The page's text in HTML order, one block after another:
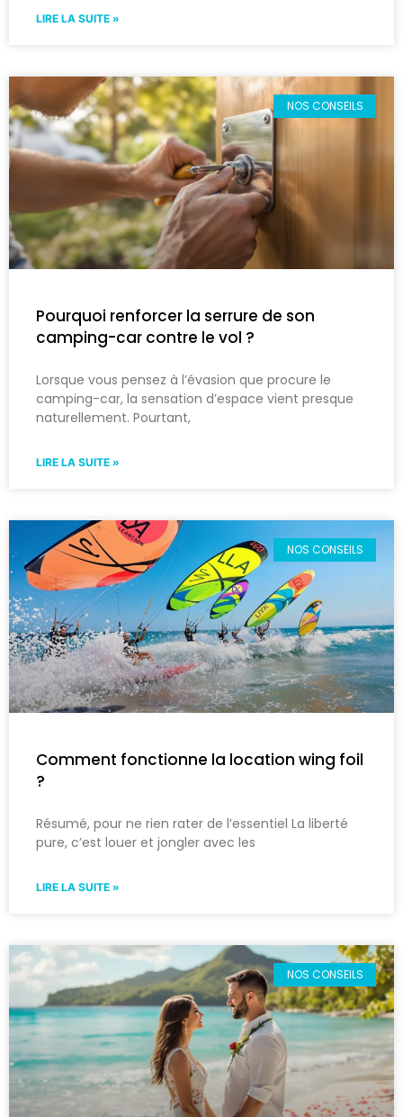
LIRE LA SUITE »
NOS CONSEILS
Pourquoi renforcer la serrure de son
camping-car contre le vol ?
Lorsque vous pensez à l’évasion que procure le
camping-car, la sensation d’espace vient presque
naturellement. Pourtant,
LIRE LA SUITE »
NOS CONSEILS
Comment fonctionne la location wing foil
?
Résumé, pour ne rien rater de l’essentiel La liberté
pure, c’est louer et jongler avec les
LIRE LA SUITE »
NOS CONSEILS